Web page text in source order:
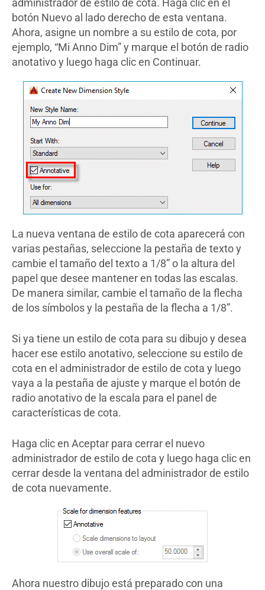
botón Nuevo al lado derecho de esta ventana.
Ahora, asigne un nombre a su estilo de cota, por
ejemplo, “Mi Anno Dim” y marque el botón de radio
anotativo y luego haga clic en Continuar.
La nueva ventana de estilo de cota aparecerá con
varias pestañas, seleccione la pestaña de texto y
cambie el tamaño del texto a 1/8” o la altura del
papel que desee mantener en todas las escalas.
De manera similar, cambie el tamaño de la flecha
de los símbolos y la pestaña de la flecha a 1/8”.
Si ya tiene un estilo de cota para su dibujo y desea
hacer ese estilo anotativo, seleccione su estilo de
cota en el administrador de estilo de cota y luego
vaya a la pestaña de ajuste y marque el botón de
radio anotativo de la escala para el panel de
características de cota.
Haga clic en Aceptar para cerrar el nuevo
administrador de estilo de cota y luego haga clic en
cerrar desde la ventana del administrador de estilo
de cota nuevamente.
Ahora nuestro dibujo está preparado con una